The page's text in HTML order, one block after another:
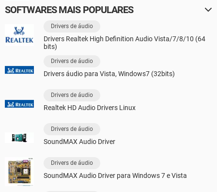
SOFTWARES MAIS POPULARES
Drivers de áudio
Drivers Realtek High Definition Audio Vista/7/8/10 (64
bits)
Drivers de áudio
Drivers áudio para Vista, Windows7 (32bits)
Drivers de áudio
Realtek HD Audio Drivers Linux
Drivers de áudio
SoundMAX Audio Driver
Drivers de áudio
SoundMAX Audio Driver para Windows 7 e Vista